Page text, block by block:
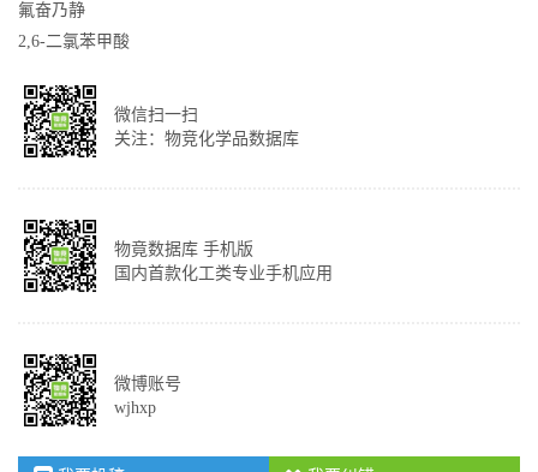
氟奋乃静
2,6-二氯苯甲酸
微信扫一扫
关注：物竞化学品数据库
物竟数据库 手机版
国内首款化工类专业手机应用
微博账号
wjhxp